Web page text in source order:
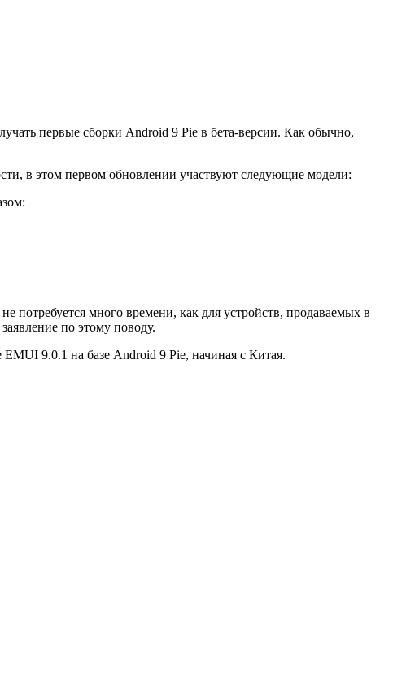
первые сборки Android 9 Pie в бета-версии. Как обычно,
в этом первом обновлении участвуют следующие модели:
потребуется много времени, как для устройств, продаваемых в
по этому поводу.
9.0.1 на базе Android 9 Pie, начиная с Китая.